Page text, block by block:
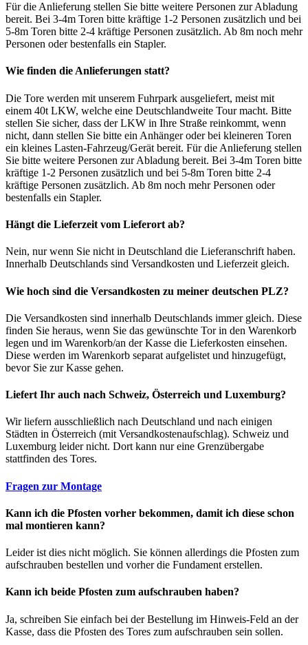
Für die Anlieferung stellen Sie bitte weitere Personen zur Abladung
bereit. Bei 3-4m Toren bitte kräftige 1-2 Personen zusätzlich und bei
5-8m Toren bitte 2-4 kräftige Personen zusätzlich. Ab 8m noch mehr
Personen oder bestenfalls ein Stapler.
Wie finden die Anlieferungen statt?
Die Tore werden mit unserem Fuhrpark ausgeliefert, meist mit
einem 40t LKW, welche eine Deutschlandweite Tour macht. Bitte
stellen Sie sicher, dass der LKW in Ihre Straße reinkommt, wenn
nicht, dann stellen Sie bitte ein Anhänger oder bei kleineren Toren
ein kleines Lasten-Fahrzeug/Gerät bereit. Für die Anlieferung stellen
Sie bitte weitere Personen zur Abladung bereit. Bei 3-4m Toren bitte
kräftige 1-2 Personen zusätzlich und bei 5-8m Toren bitte 2-4
kräftige Personen zusätzlich. Ab 8m noch mehr Personen oder
bestenfalls ein Stapler.
Hängt die Lieferzeit vom Lieferort ab?
Nein, nur wenn Sie nicht in Deutschland die Lieferanschrift haben.
Innerhalb Deutschlands sind Versandkosten und Lieferzeit gleich.
Wie hoch sind die Versandkosten zu meiner deutschen PLZ?
Die Versandkosten sind innerhalb Deutschlands immer gleich. Diese
finden Sie heraus, wenn Sie das gewünschte Tor in den Warenkorb
legen und im Warenkorb/an der Kasse die Lieferkosten einsehen.
Diese werden im Warenkorb separat aufgelistet und hinzugefügt,
bevor Sie zur Kasse gehen.
Liefert Ihr auch nach Schweiz, Österreich und Luxemburg?
Wir liefern ausschließlich nach Deutschland und nach einigen
Städten in Österreich (mit Versandkostenaufschlag). Schweiz und
Luxemburg leider nicht. Dort kann nur eine Grenzübergabe
stattfinden des Tores.
Fragen zur Montage
Kann ich die Pfosten vorher bekommen, damit ich diese schon
mal montieren kann?
Leider ist dies nicht möglich. Sie können allerdings die Pfosten zum
aufschrauben bestellen und vorher die Fundament erstellen.
Kann ich beide Pfosten zum aufschrauben haben?
Ja, schreiben Sie einfach bei der Bestellung im Hinweis-Feld an der
Kasse, dass die Pfosten des Tores zum aufschrauben sein sollen.